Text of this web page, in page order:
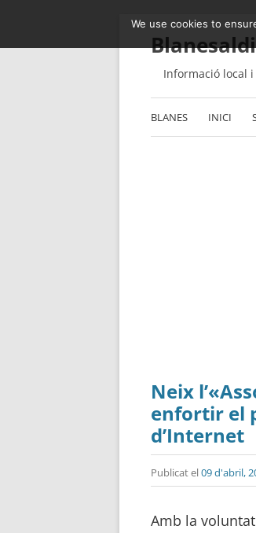
Informació local
BLANES INICI
Neix
enfortir el
d’Internet
Publicat el09 d'abril,
Amb la
We use cookies to